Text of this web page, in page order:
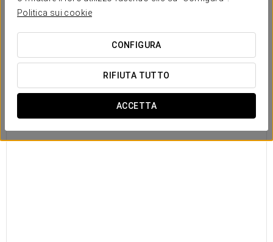
Politica sui cookie
CONFIGURA
RIFIUTA TUTTO
ACCETTA